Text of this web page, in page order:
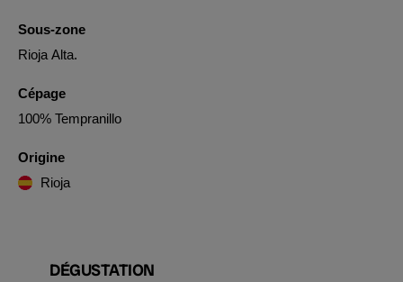
Sous-zone
Rioja Alta.
Cépage
100% Tempranillo
Origine
Rioja
DÉGUSTATION